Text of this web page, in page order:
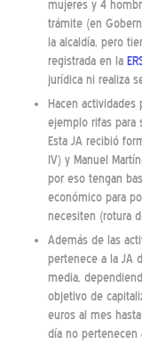
mujeres y 4
trámite (en
la alcaldía, pero
registrada en la
jurídica ni realiza
Hacen actividades
ejemplo rifas para
Esta JA recibió
IV) y Manuel
por eso tengan
económico para
necesiten (rotura
Además de las
pertenece a la JA
media,
objetivo de
euros al mes
día no pertenecen